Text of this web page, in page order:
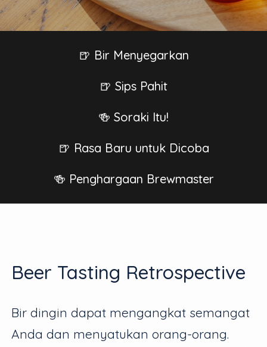
🍺 Bir Menyegarkan
🍺 Sips Pahit
🍻 Soraki Itu!
🍺 Rasa Baru untuk Dicoba
🍻 Penghargaan Brewmaster
Beer Tasting Retrospective
Bir dingin dapat mengangkat semangat
Anda dan menyatukan orang-orang.